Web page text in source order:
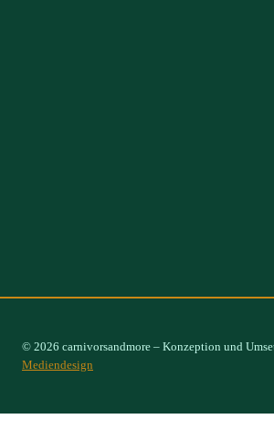
© 2026 carnivorsandmore – Konzeption und
Mediendesign